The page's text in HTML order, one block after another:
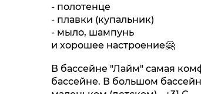
- полотенце
- плавки (купальник)
- мыло, шампунь
и хорошее настроение🤗
В бассейне "Лайм" самая
бассейне. В большом